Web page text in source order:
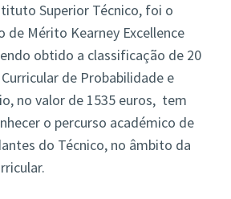
Superior Técnico, foi o
de Mérito Kearney Excellence
obtido a classificação de 20
de Probabilidade e
no valor de 1535 euros, tem
o percurso académico de
do Técnico, no âmbito da